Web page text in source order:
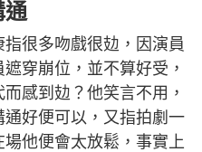
通
很多吻戲很攰，因演員
穿崩位，並不算好受，
感到攰？他笑言不用，
好便可以，又指拍劇一
他便會太放鬆，事實上